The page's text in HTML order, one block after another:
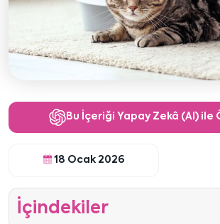
Bu İçeriği Yapay Zekâ (AI) ile
18 Ocak 2026
İçindekiler